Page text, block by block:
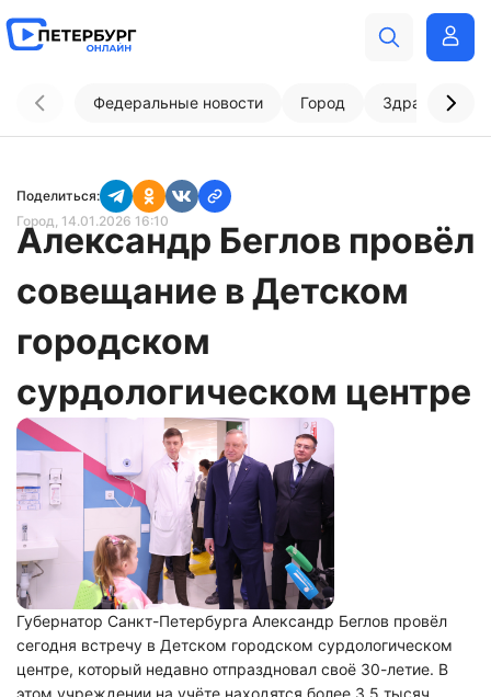
Федеральные новости Город
Поделиться:
Город, 14.01.2026 16:10
Александр Беглов провёл
совещание в Детском
городском
сурдологическом центре
Губернатор Санкт-Петербурга Александр Беглов провёл
сегодня встречу в Детском городском сурдологическом
центре, который недавно отпраздновал своё 30-летие. В
этом учреждении на учёте находятся более 3,5 тысяч